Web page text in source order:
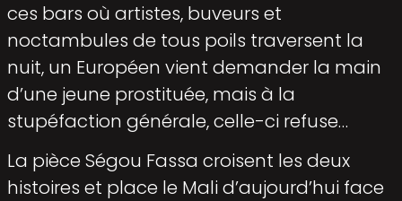
ces bars où artistes, buveurs et
noctambules de tous poils traversent la
nuit, un Européen vient demander la main
d’une jeune prostituée, mais à la
stupéfaction générale, celle-ci refuse…
La pièce Ségou Fassa croisent les deux
histoires et place le Mali d’aujourd’hui face